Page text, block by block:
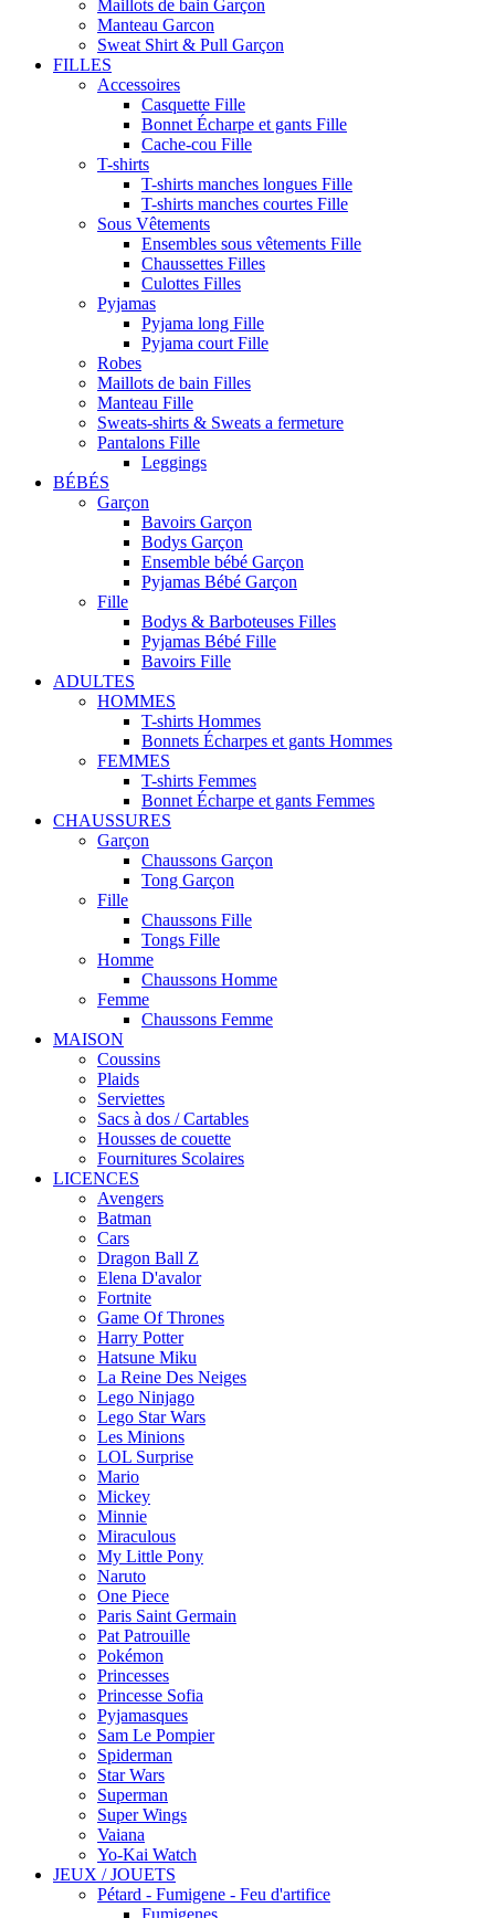
Maillots de bain Garçon
Manteau Garcon
Sweat Shirt & Pull Garçon
FILLES
Accessoires
Casquette Fille
Bonnet Écharpe et gants Fille
Cache-cou Fille
T-shirts
T-shirts manches longues Fille
T-shirts manches courtes Fille
Sous Vêtements
Ensembles sous vêtements Fille
Chaussettes Filles
Culottes Filles
Pyjamas
Pyjama long Fille
Pyjama court Fille
Robes
Maillots de bain Filles
Manteau Fille
Sweats-shirts & Sweats a fermeture
Pantalons Fille
Leggings
BÉBÉS
Garçon
Bavoirs Garçon
Bodys Garçon
Ensemble bébé Garçon
Pyjamas Bébé Garçon
Fille
Bodys & Barboteuses Filles
Pyjamas Bébé Fille
Bavoirs Fille
ADULTES
HOMMES
T-shirts Hommes
Bonnets Écharpes et gants Hommes
FEMMES
T-shirts Femmes
Bonnet Écharpe et gants Femmes
CHAUSSURES
Garçon
Chaussons Garçon
Tong Garçon
Fille
Chaussons Fille
Tongs Fille
Homme
Chaussons Homme
Femme
Chaussons Femme
MAISON
Coussins
Plaids
Serviettes
Sacs à dos / Cartables
Housses de couette
Fournitures Scolaires
LICENCES
Avengers
Batman
Cars
Dragon Ball Z
Elena D'avalor
Fortnite
Game Of Thrones
Harry Potter
Hatsune Miku
La Reine Des Neiges
Lego Ninjago
Lego Star Wars
Les Minions
LOL Surprise
Mario
Mickey
Minnie
Miraculous
My Little Pony
Naruto
One Piece
Paris Saint Germain
Pat Patrouille
Pokémon
Princesses
Princesse Sofia
Pyjamasques
Sam Le Pompier
Spiderman
Star Wars
Superman
Super Wings
Vaiana
Yo-Kai Watch
JEUX / JOUETS
Pétard - Fumigene - Feu d'artifice
Fumigenes